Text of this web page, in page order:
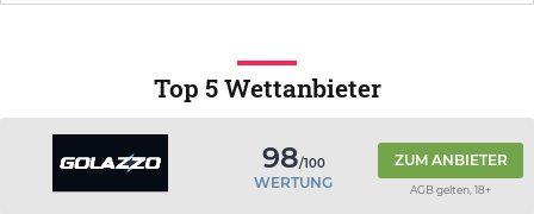
Top 5 Wettanbieter
98/100
WERTUNG
ZUM ANBIETER
AGB gelten, 18+